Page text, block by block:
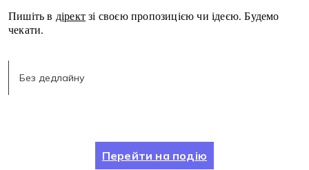
Пишіть в діректзі своєю пропозицією чи ідеєю. Будемо
чекати.
Без дедлайну
Перейти на подію